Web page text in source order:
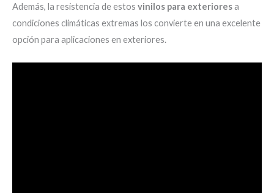
Además, la resistencia de estos vinilos para exterioresa
condiciones climáticas extremas los convierte en una excelente
opción para aplicaciones en exteriores.